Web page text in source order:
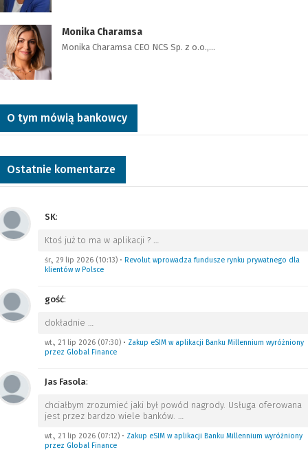
Monika Charamsa
Monika Charamsa CEO NCS Sp. z o.o.,…
O tym mówią bankowcy
Ostatnie komentarze
SK:
Ktoś już to ma w aplikacji ? …
śr., 29 lip 2026 (10:13) • Revolut wprowadza fundusze rynku prywatnego dla
klientów w Polsce
gość:
dokładnie …
wt., 21 lip 2026 (07:30) • Zakup eSIM w aplikacji Banku Millennium wyróżniony
przez Global Finance
Jas Fasola:
chciałbym zrozumieć jaki był powód nagrody. Usługa oferowana
jest przez bardzo wiele banków. …
wt., 21 lip 2026 (07:12) • Zakup eSIM w aplikacji Banku Millennium wyróżniony
przez Global Finance